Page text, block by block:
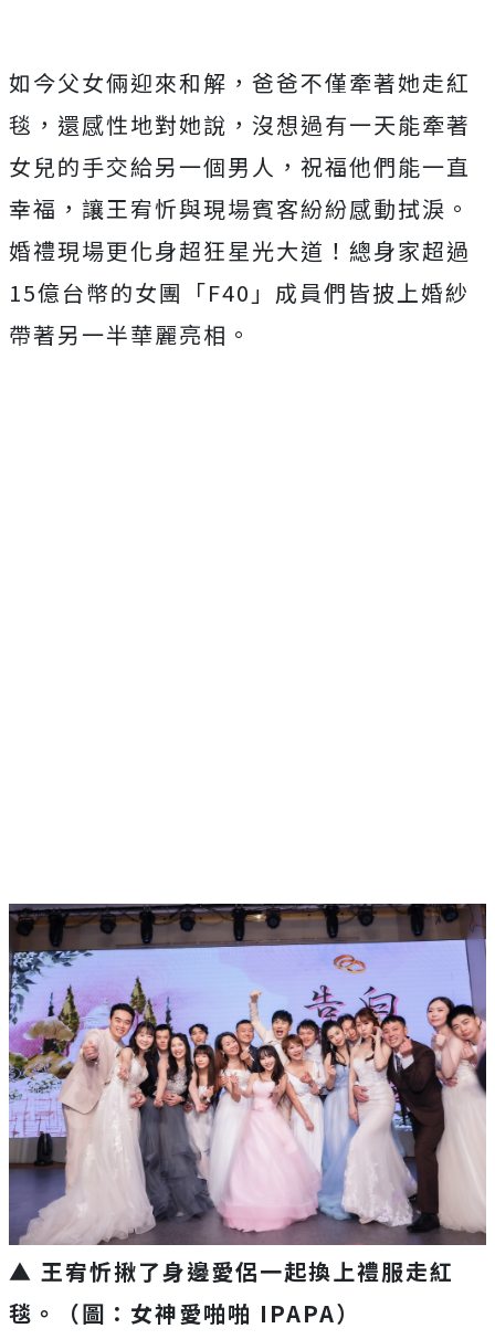
如今父女倆迎來和解，爸爸不僅牽著她走紅
毯，還感性地對她說， 沒想過有一天能牽著
女兒的手交給另一個男人， 祝福他們能一直
幸福，讓王宥忻與現場賓客紛紛感動拭淚。
婚禮現場更化身超狂星光大道！總身家超過
15億台幣的女團「F40」成員們皆披上婚紗
帶著另一半華麗亮相。
▲ 王宥忻揪了身邊愛侶一起換上禮服走紅
毯。（圖：女神愛啪啪 IPAPA）